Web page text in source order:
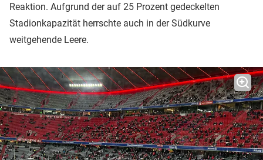
Reaktion. Aufgrund der auf 25 Prozent gedeckelten
Stadionkapazität herrschte auch in der Südkurve
weitgehende Leere.